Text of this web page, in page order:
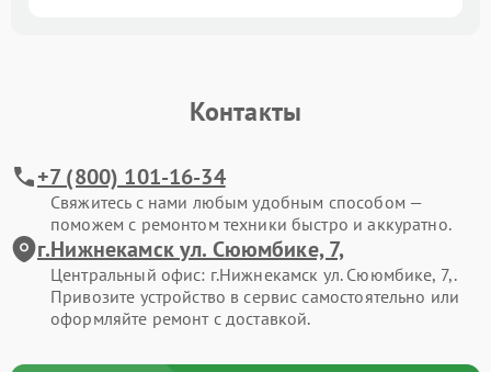
Контакты
+7 (800) 101-16-34
Свяжитесь с нами любым удобным способом —
поможем с ремонтом техники быстро и аккуратно.
г.Нижнекамск ул. Сююмбике, 7,
Центральный офис: г.Нижнекамск ул. Сююмбике, 7,.
Привозите устройство в сервис самостоятельно или
оформляйте ремонт с доставкой.